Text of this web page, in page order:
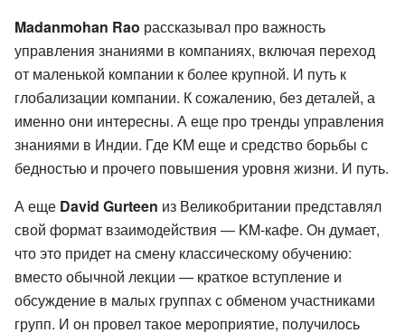
Madanmohan Rao рассказывал про важность
управления знаниями в компаниях, включая переход
от маленькой компании к более крупной. И путь к
глобализации компании. К сожалению, без деталей, а
именно они интересны. А еще про тренды управления
знаниями в Индии. Где KM еще и средство борьбы с
бедностью и прочего повышения уровня жизни. И путь.
А еще David Gurteen из Великобритании представлял
свой формат взаимодействия — KM-кафе. Он думает,
что это придет на смену классическому обучению:
вместо обычной лекции — краткое вступление и
обсуждение в малых группах с обменом участниками
групп. И он провел такое мероприятие, получилось